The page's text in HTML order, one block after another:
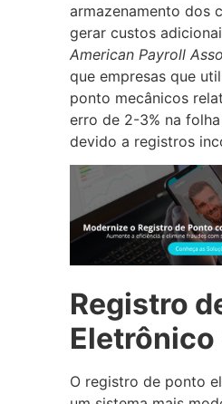
armazenamento dos
gerar custos
American Payroll
que empresas que
ponto mecânicos
erro de 2-3% na
devido a registros
Registro
Eletrônico
O registro de ponto